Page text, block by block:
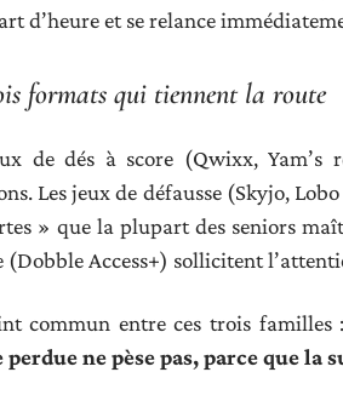
d’heure et se relance
formats qui tiennent la route
de dés à score (Qwixx,
Les jeux de défausse (Skyjo,
» que la plupart des seniors
(Dobble Access+) sollicitent
commun entre ces trois familles
ne pèse pas, parce que la